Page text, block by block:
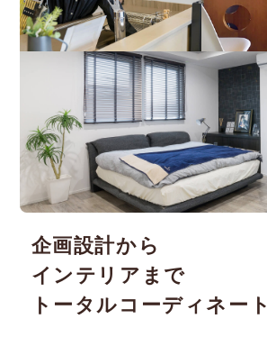
企画設計から
インテリアまで
トータルコーディネート